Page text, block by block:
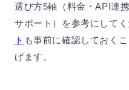
選び方5軸（料金・API連
サポート）を参考にしてく
ト も事前に確認しておく
げます。